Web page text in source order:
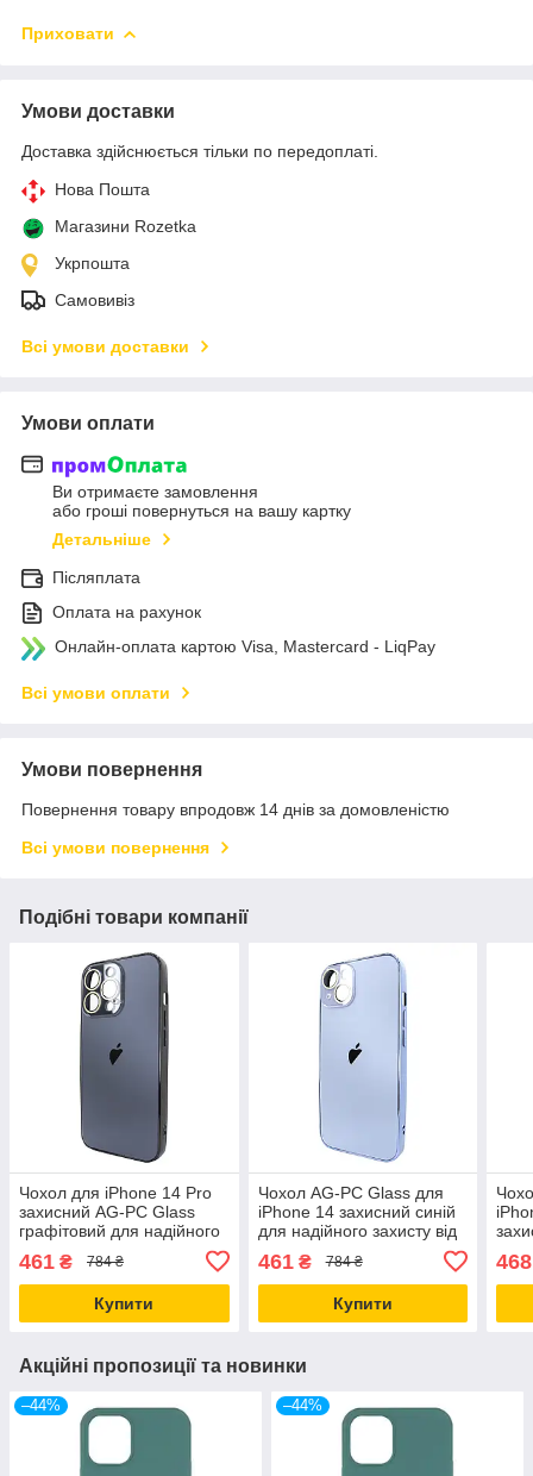
Приховати
Умови доставки
Доставка здійснюється тільки по передоплаті.
Нова Пошта
Магазини Rozetka
Укрпошта
Самовивіз
Всі умови доставки
Умови оплати
Ви отримаєте замовлення
або гроші повернуться на вашу картку
Детальніше
Післяплата
Оплата на рахунок
Онлайн-оплата картою Visa, Mastercard - LiqPay
Всі умови оплати
Умови повернення
Повернення товару впродовж 14 днів за домовленістю
Всі умови повернення
Подібні товари компанії
Чохол для iPhone 14 Pro
захисний AG-PC Glass
графітовий для надійного
подряпин
461 ₴ 784 ₴
Купити
Чохол AG-PC Glass для
iPhone 14 захисний синій
для надійного захисту від
461₴ 784 ₴
Купити
468
Акційні пропозиції та новинки
–44% –44%